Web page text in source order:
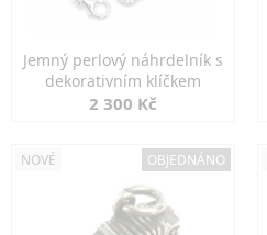
Jemný perlový náhrdelník s
dekorativním klíčkem
2 300 Kč
NOVÉ OBJEDNÁNO